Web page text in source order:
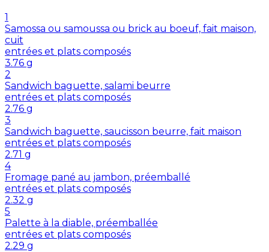
1
Samossa ou samoussa ou brick au boeuf, fait maison,
cuit
entrées et plats composés
3.76 g
2
Sandwich baguette, salami beurre
entrées et plats composés
2.76 g
3
Sandwich baguette, saucisson beurre, fait maison
entrées et plats composés
2.71 g
4
Fromage pané au jambon, préemballé
entrées et plats composés
2.32 g
5
Palette à la diable, préemballée
entrées et plats composés
2.29 g